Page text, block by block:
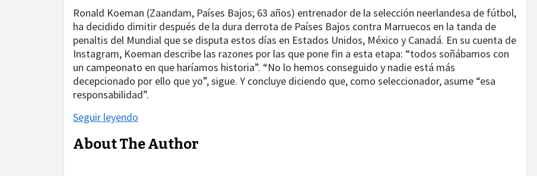
Ronald Koeman (Zaandam, Países Bajos; 63 años) entrenador de la selección neerlandesa de fútbol,
ha decidido dimitir después de la dura derrota de Países Bajos contra Marruecos en la tanda de
penaltis del Mundial que se disputa estos días en Estados Unidos, México y Canadá. En su cuenta de
Instagram, Koeman describe las razones por las que pone fin a esta etapa: “todos soñábamos con
un campeonato en que haríamos historia”. “No lo hemos conseguido y nadie está más
decepcionado por ello que yo”, sigue. Y concluye diciendo que, como seleccionador, asume “esa
responsabilidad”.
Seguir leyendo
About The Author